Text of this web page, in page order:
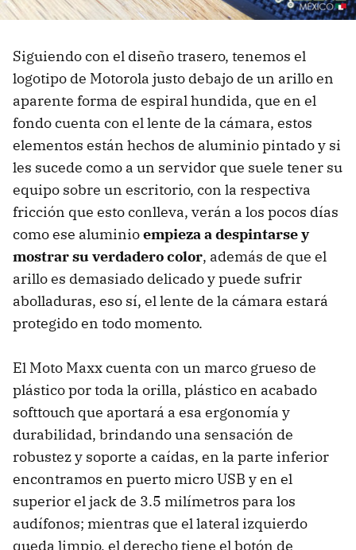
Siguiendo con el diseño trasero, tenemos el
logotipo de Motorola justo debajo de un arillo en
aparente forma de espiral hundida, que en el
fondo cuenta con el lente de la cámara, estos
elementos están hechos de aluminio pintado y si
les sucede como a un servidor que suele tener su
equipo sobre un escritorio, con la respectiva
fricción que esto conlleva, verán a los pocos días
como ese aluminioempieza a despintarse y
mostrar su verdadero color, además de que el
arillo es demasiado delicado y puede sufrir
abolladuras, eso sí, el lente de la cámara estará
protegido en todo momento.
El Moto Maxx cuenta con un marco grueso de
plástico por toda la orilla, plástico en acabado
softtouch que aportará a esa ergonomía y
durabilidad, brindando una sensación de
robustez y soporte a caídas, en la parte inferior
encontramos en puerto micro USB y en el
superior el jack de 3.5 milímetros para los
audífonos; mientras que el lateral izquierdo
queda limpio, el derecho tiene el botón de